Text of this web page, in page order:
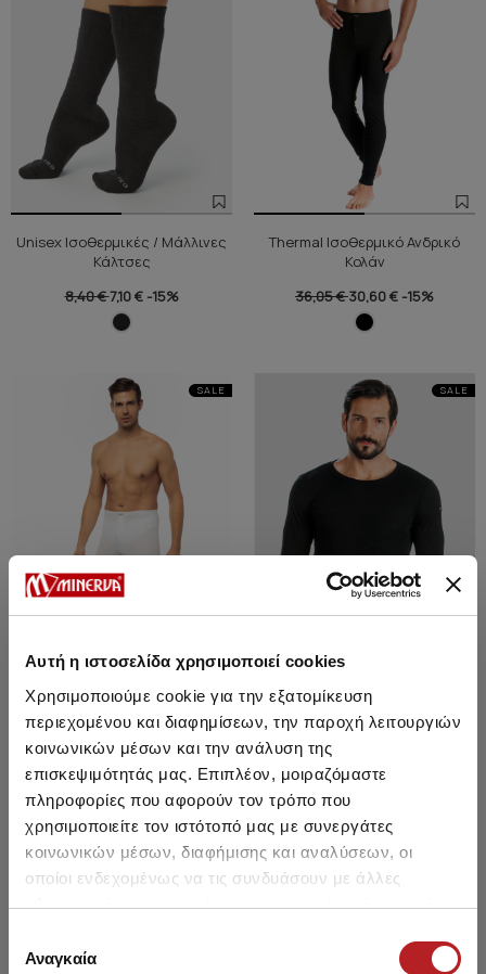
Αυτή η ιστοσελίδα χρησιμοποιεί cookies
Χρησιμοποιούμε cookie για την εξατομίκευση
περιεχομένου και διαφημίσεων, την παροχή λειτουργιών
κοινωνικών μέσων και την ανάλυση της
επισκεψιμότητάς μας. Επιπλέον, μοιραζόμαστε
πληροφορίες που αφορούν τον τρόπο που
χρησιμοποιείτε τον ιστότοπό μας με συνεργάτες
κοινωνικών μέσων, διαφήμισης και αναλύσεων, οι
οποίοι ενδεχομένως να τις συνδυάσουν με άλλες
πληροφορίες που τους έχετε παραχωρήσει ή τις οποίες
των υπηρεσιών τους.
συγκατάθεσης
Αναγκαία
Unisex Ισοθερμικές / Μάλλινες
Κάλτσες
8,40 €7,10 € -15%
Thermal Ισοθερμικό Ανδρικό
Κολάν
36,05 €30,60 € -15%
SALE
Thermal Ισοθερμικό Ανδρικό
Κολάν
36,05 €30,60 €-15%
SALE
Thermal Ισοθερμική
Μακρυμάνικη Ανδρική Μπλούζα
με Ανοιχτή λαιμόκοψη
33,15 €28,15 €